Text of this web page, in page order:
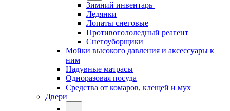
Зимний инвентарь
Ледянки
Лопаты снеговые
Противогололедный реагент
Снегоуборщики
Мойки высокого давления и аксессуары к
ним
Надувные матрасы
Одноразовая посуда
Средства от комаров, клещей и мух
Двери